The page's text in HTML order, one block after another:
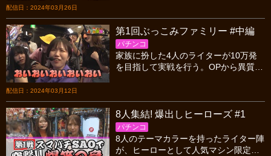
配信日：2024年03月26日
家族愛も芽生える!?
配信日：2024年03月12日
第1回ぶっこみファミリー #中編
パチンコ
家族に扮した4人のライターが10万発
を目指して実戦を行う。OPから異質な
家族愛も芽生える!?
8人集結! 爆出しヒーローズ #1
パチンコ
8人のテーマカラーを持ったライター陣
が、ヒーローとして人気マシン限定の